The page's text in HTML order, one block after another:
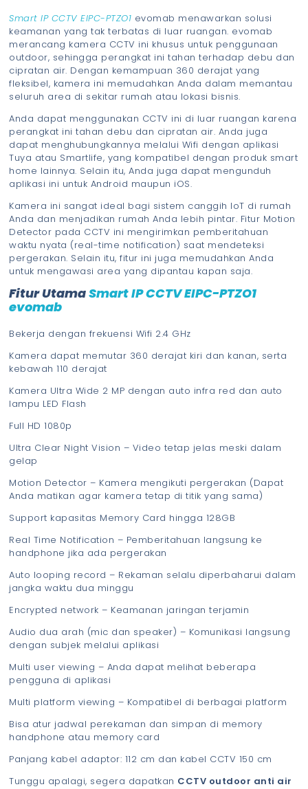
Smart IP CCTV EIPC-PTZO1 evomab menawarkan solusi
keamanan yang tak terbatas di luar ruangan. evomab
merancang kamera CCTV ini khusus untuk penggunaan
outdoor, sehingga perangkat ini tahan terhadap debu dan
cipratan air. Dengan kemampuan 360 derajat yang
fleksibel, kamera ini memudahkan Anda dalam memantau
seluruh area di sekitar rumah atau lokasi bisnis.
Anda dapat menggunakan CCTV ini di luar ruangan karena
perangkat ini tahan debu dan cipratan air. Anda juga
dapat menghubungkannya melalui Wifi dengan aplikasi
Tuya atau Smartlife, yang kompatibel dengan produk smart
home lainnya. Selain itu, Anda juga dapat mengunduh
aplikasi ini untuk Android maupun iOS.
Kamera ini sangat ideal bagi sistem canggih IoT di rumah
Anda dan menjadikan rumah Anda lebih pintar. Fitur Motion
Detector pada CCTV ini mengirimkan pemberitahuan
waktu nyata (real-time notification) saat mendeteksi
pergerakan. Selain itu, fitur ini juga memudahkan Anda
untuk mengawasi area yang dipantau kapan saja.
Fitur UtamaSmart IP CCTV EIPC-PTZO1
evomab
Bekerja dengan frekuensi Wifi 2.4 GHz
Kamera dapat memutar 360 derajat kiri dan kanan, serta
kebawah 110 derajat
Kamera Ultra Wide 2 MP dengan auto infra red dan auto
lampu LED Flash
Full HD 1080p
Ultra Clear Night Vision – Video tetap jelas meski dalam
gelap
Motion Detector – Kamera mengikuti pergerakan (Dapat
Anda matikan agar kamera tetap di titik yang sama)
Support kapasitas Memory Card hingga 128GB
Real Time Notification – Pemberitahuan langsung ke
handphone jika ada pergerakan
Auto looping record – Rekaman selalu diperbaharui dalam
jangka waktu dua minggu
Encrypted network – Keamanan jaringan terjamin
Audio dua arah (mic dan speaker) – Komunikasi langsung
dengan subjek melalui aplikasi
Multi user viewing – Anda dapat melihat beberapa
pengguna di aplikasi
Multi platform viewing – Kompatibel di berbagai platform
Bisa atur jadwal perekaman dan simpan di memory
handphone atau memory card
Panjang kabel adaptor: 112 cm dan kabel CCTV 150 cm
Tunggu apalagi, segera dapatkan CCTV outdoor anti air